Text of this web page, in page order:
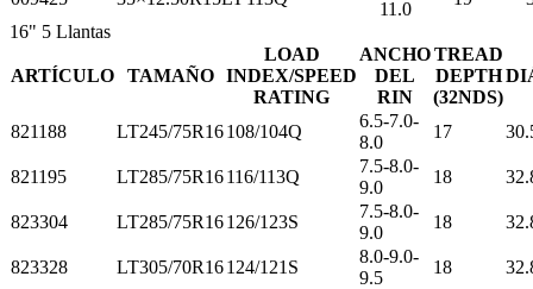
11.0
16" 5 Llantas
ARTÍCULO TAMAÑO
LOAD
INDEX/SPEED
RATING
ANCHO
DEL
RIN
TREAD
DEPTH
(32NDS)
821188 LT245/75R16108/104Q
6.5-7.0-
8.0
17
821195 LT285/75R16116/113Q
7.5-8.0-
9.0
18
823304 LT285/75R16126/123S
7.5-8.0-
9.0
18
823328 LT305/70R16124/121S
8.0-9.0-
9.5
18